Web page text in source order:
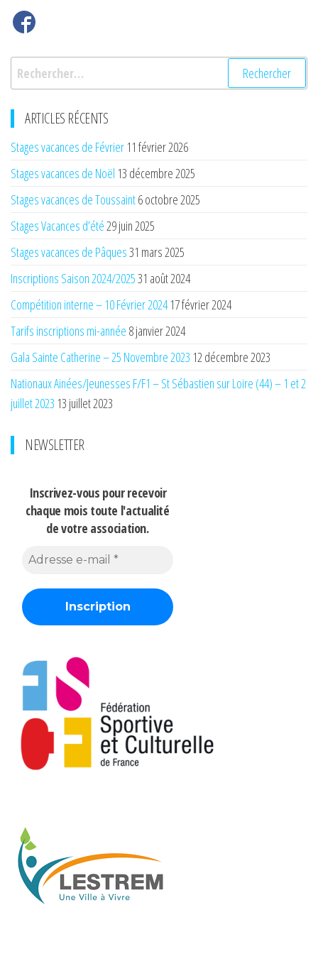
Rechercher :
ARTICLES RÉCENTS
Stages vacances de Février 11 février 2026
Stages vacances de Noël 13 décembre 2025
Stages vacances de Toussaint6 octobre 2025
Stages Vacances d’été29 juin 2025
Stages vacances de Pâques31 mars 2025
Inscriptions Saison 2024/202531 août 2024
Compétition interne – 10 Février 2024 17 février 2024
Tarifs inscriptions mi-année 8 janvier 2024
Gala Sainte Catherine – 25 Novembre 2023 12 décembre 2023
Nationaux Ainées/Jeunesses F/F1 – St Sébastien sur Loire (44) – 1 et 2
juillet 2023 13 juillet 2023
NEWSLETTER
Inscrivez-vous pour recevoir
chaque mois toute l'actualité
de votre association.